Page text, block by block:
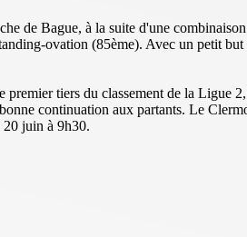
de Bague, à la suite d'une
ovation (85ème). Avec un petit
tiers du classement de la Ligue
continuation aux partants. Le
20 juin à 9h30.